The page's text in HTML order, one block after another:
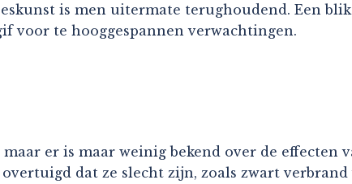
is men uitermate terughoudend. Een
voor te hooggespannen verwachtingen.
er is maar weinig bekend over de effecten
dat ze slecht zijn, zoals zwart